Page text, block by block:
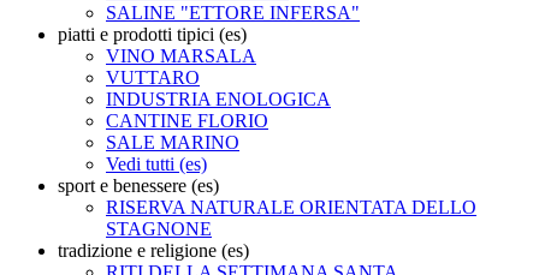
SALINE "ETTORE INFERSA"
piatti e prodotti tipici (es)
VINO MARSALA
VUTTARO
INDUSTRIA ENOLOGICA
CANTINE FLORIO
SALE MARINO
Vedi tutti (es)
sport e benessere (es)
RISERVA NATURALE ORIENTATA DELLO
STAGNONE
tradizione e religione (es)